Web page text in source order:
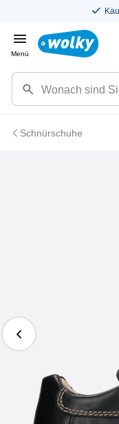
Menü
Schnürschuhe